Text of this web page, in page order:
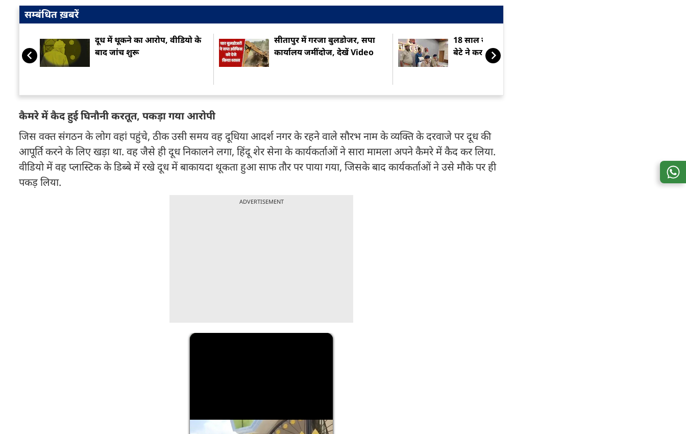
सम्बंधित ख़बरें
दूध में थूकने का आरोप, वीडियो के
बाद जांच शुरू
सीतापुर में गरजा बुलडोजर, सपा
कार्यालय जमींदोज, देखें Video
18 साल से झांसे में थी मां...इसलिए
बेटे ने कर दिया तांत्रिक का मर्डर
कैमरे में कैद हुई घिनौनी करतूत, पकड़ा गया आरोपी
जिस वक्त संगठन के लोग वहां पहुंचे, ठीक उसी समय वह दूधिया आदर्श नगर के रहने वाले सौरभ नाम के व्यक्ति के दरवाजे पर दूध की
आपूर्ति करने के लिए खड़ा था. वह जैसे ही दूध निकालने लगा, हिंदू शेर सेना के कार्यकर्ताओं ने सारा मामला अपने कैमरे में कैद कर लिया.
वीडियो में वह प्लास्टिक के डिब्बे में रखे दूध में बाकायदा थूकता हुआ साफ तौर पर पाया गया, जिसके बाद कार्यकर्ताओं ने उसे मौके पर ही
पकड़ लिया.
ADVERTISEMENT